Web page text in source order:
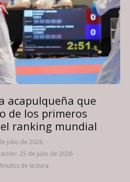
acapulqueña que
de los primeros
ranking mundial
julio de 2026 ·
25 de julio de 2026 ·
de lectura